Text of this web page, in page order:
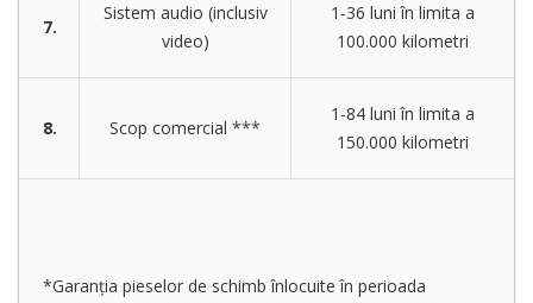
7.
Sistem audio (inclusiv
video)
1-36 luni în limita a
100.000 kilometri
8. Scop comercial ***
1-84 luni în limita a
150.000 kilometri
*Garanția pieselor de schimb înlocuite în perioada